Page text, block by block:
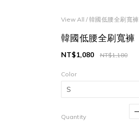
View All /韓國低腰全刷寬褲
韓國低腰全刷寬褲
NT$1,180
NT$1,080
Color
Quantity